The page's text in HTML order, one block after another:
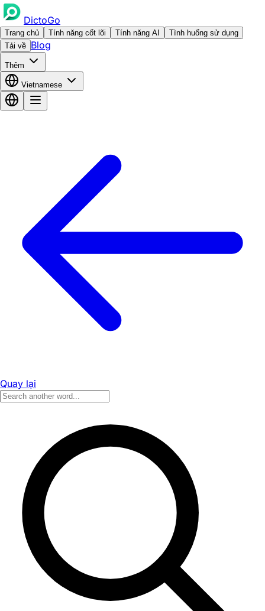
DictoGo
Trang chủ Tính năng cốt lõi Tính năng AI
Tình huống sử dụng
Tải về Blog
Thêm
Vietnamese
Quay lại